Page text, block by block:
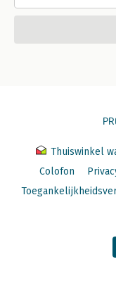
Thuiswinkel
Colofon